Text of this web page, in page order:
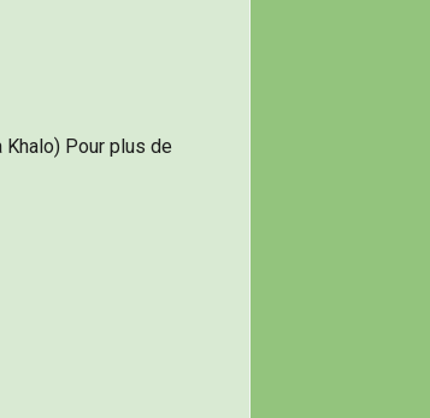
Khalo) Pour plus de